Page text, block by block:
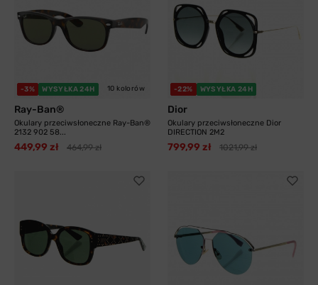
-3% WYSYŁKA 24H 10 kolorów
Ray-Ban®
Okulary przeciwsłoneczne Ray-Ban®
2132 902 58...
449,99 zł 464,99 zł
-22% WYSYŁKA 24H
Dior
Okulary przeciwsłoneczne Dior
DIRECTION 2M2
799,99 zł 1021,99 zł